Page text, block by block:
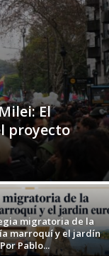
El
proyecto
migratoria de la
marroquí y el jardín
Pablo...